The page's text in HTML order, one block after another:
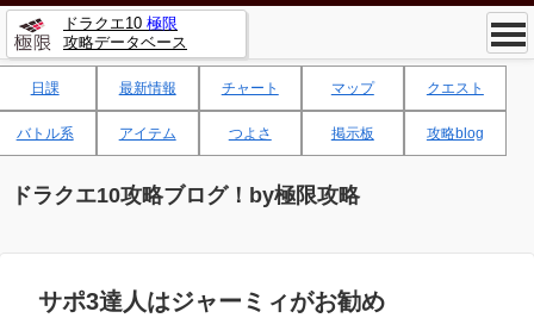
ドラクエ10 極限
攻略データベース
日課 最新情報 チャート マップ クエスト
バトル系 アイテム つよさ 掲示板 攻略blog
ドラクエ10攻略ブログ！by極限攻略
サポ3達人はジャーミィがお勧め